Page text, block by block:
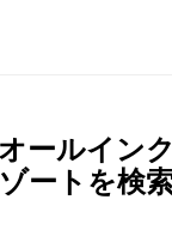
ールイン
ゾートを検